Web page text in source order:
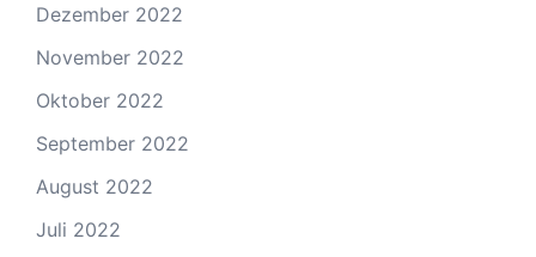
Dezember 2022
November 2022
Oktober 2022
September 2022
August 2022
Juli 2022